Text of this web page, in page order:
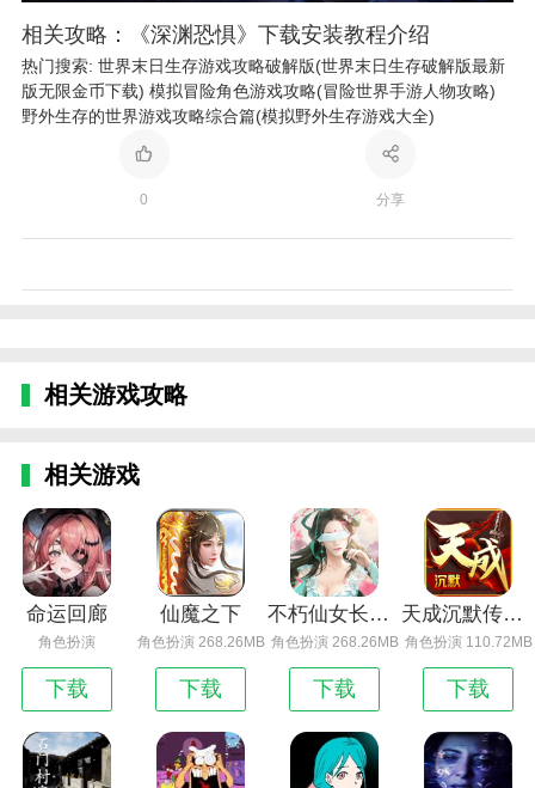
相关攻略：《深渊恐惧》下载安装教程介绍
热门搜索: 世界末日生存游戏攻略破解版(世界末日生存破解版最新
版无限金币下载) 模拟冒险角色游戏攻略(冒险世界手游人物攻略)
野外生存的世界游戏攻略综合篇(模拟野外生存游戏大全)
0 分享
相关游戏攻略
相关游戏
命运回廊
角色扮演
下载
仙魔之下
角色扮演 268.26MB
下载
不朽仙女长生诀
角色扮演 268.26MB
下载
天成沉默传奇_天成沉默
角色扮演 110.72MB
下载